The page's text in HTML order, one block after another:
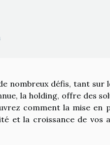
nombreux défis, tant sur
la holding, offre des
comment la mise en
et la croissance de vos